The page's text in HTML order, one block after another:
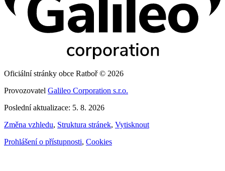
Oficiální stránky obce Ratboř © 2026
Provozovatel Galileo Corporation s.r.o.
Poslední aktualizace: 5. 8. 2026
Změna vzhledu, Struktura stránek, Vytisknout
Prohlášení o přístupnosti, Cookies